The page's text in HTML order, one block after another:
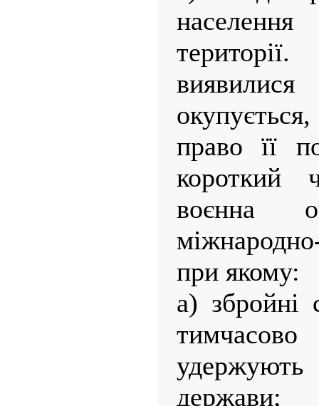
право її
короткий
воєнна
при якому:
а) збройні
удержують
держави;